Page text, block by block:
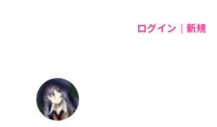
ログイン｜新規